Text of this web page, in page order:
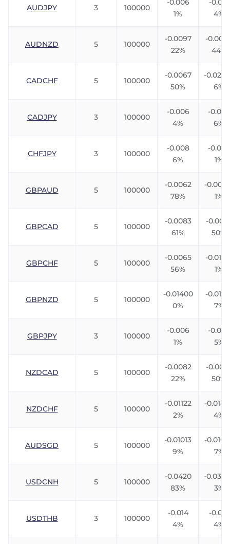
3 100000
-0.006
1%
-0.010
4%
5 100000
-0.0097
22%
-
44%
5 100000
-0.0067
50%
-
6%
3 100000
-0.006
4%
-0.009
6%
3 100000
-0.008
6%
-0.005
1%
5 100000
-0.0062
78%
-
1%
5 100000
-0.0083
61%
-
50%
5 100000
-0.0065
56%
-
1%
5 100000
-0.01400
0%
-
7%
3 100000
-0.006
1%
-0.007
5%
5 100000
-0.0082
22%
-
50%
5 100000
-0.01122
2%
-
4%
5 100000
-0.01013
9%
-
7%
5 100000
-0.0420
83%
-
3%
3 100000
-0.014
4%
-0.010
4%
AUDJPY
AUDNZD
CADCHF
CADJPY
CHFJPY
GBPAUD
GBPCAD
GBPCHF
GBPNZD
GBPJPY
NZDCAD
NZDCHF
AUDSGD
USDCNH
USDTHB